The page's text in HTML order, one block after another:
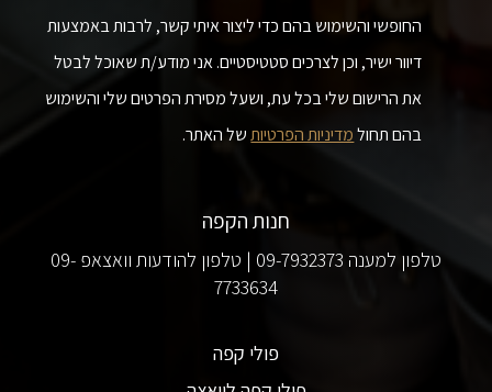
חנות הקפה
טלפון למענה 09-7932373 | טלפון להודעות וואצאפ 09-
7733634
החופשי והשימוש בהם כדי ליצור איתי קשר, לרבות באמצעות
דיוור ישיר, וכן לצרכים סטטיסטיים. אני מודע/ת שאוכל לבטל
את הרישום שלי בכל עת, ושעל מסירת הפרטים שלי והשימוש
בהם תחולמדיניות הפרטיותשל האתר.
פולי קפה